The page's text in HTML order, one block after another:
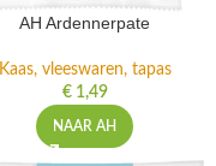
AH Ardennerpate
Kaas, vleeswaren, tapas
€1,49
NAAR AH